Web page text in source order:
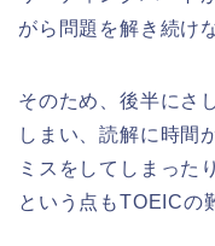
がら問題を解き続け
そのため、後半にさ
しまい、読解に時間
ミスをしてしまった
という点もTOEICの